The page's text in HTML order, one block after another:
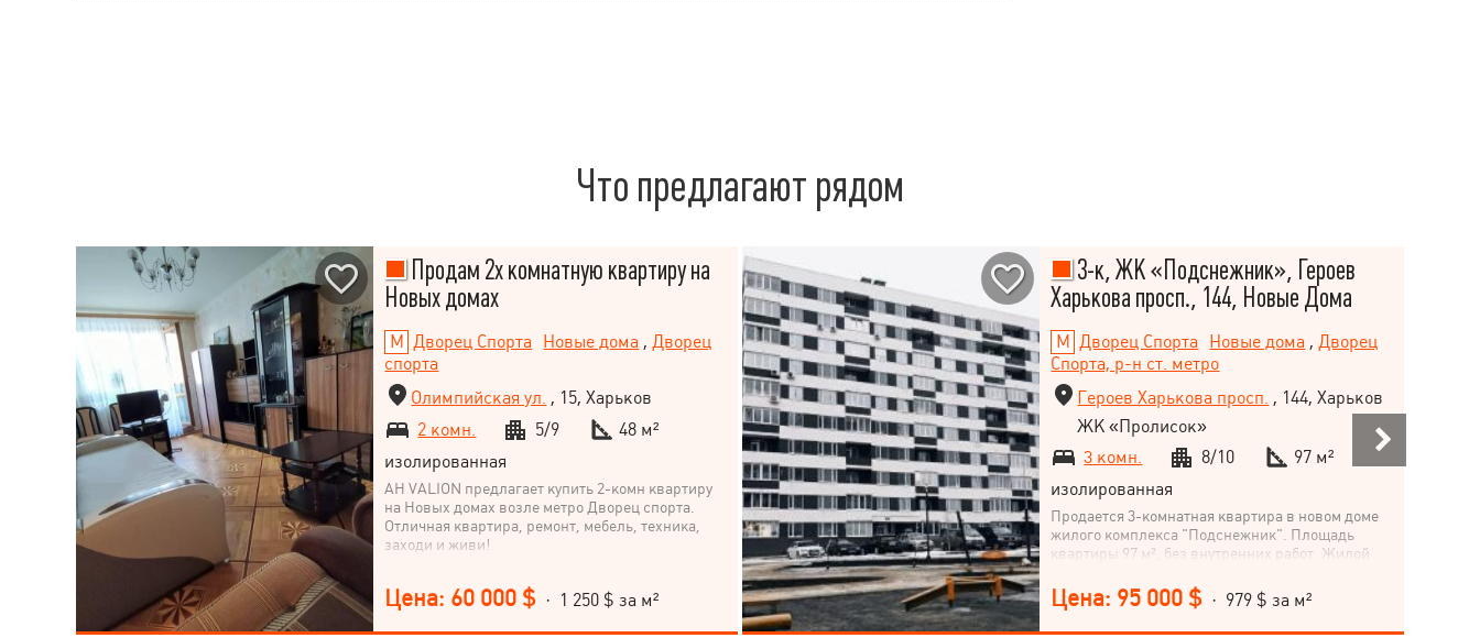
Что предлагают рядом
Продам 2х комнатную квартиру на
Новых домах
Дворец Спорта Новые дома ,Дворец
спорта
Олимпийская ул. , 15, Харьков
2 комн.
5/9
48 м²
изолированная
АН VALION предлагает купить 2-комн квартиру
на Новых домах возле метро Дворец спорта.
Отличная квартира, ремонт, мебель, техника,
заходи и живи!
Цена: 60 000 $ · 1 250 $ за м²
3-к, ЖК «Подснежник», Героев
Харькова просп., 144, Новые Дома
Дворец Спорта Новые дома ,Дворец
Спорта, р-н ст. метро
Героев Харькова просп. , 144, Харьков
ЖК «Пролисок»
3 комн.
8/10
97 м²
изолированная
Продается 3-комнатная квартира в новом доме
жилого комплекса "Подснежник". Площадь
квартиры 97 м², без внутренних работ. Жилой
Дворец Спорта, по просп. Героев Харькова в
спальном районе города. Квартира расположена
на 8-м этаже 10-этажного дома, кухня 10 м².
Цена: 95 000 $ · 979 $ за м²